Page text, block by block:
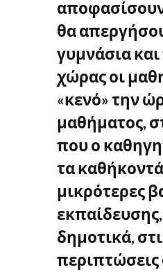
θα
γυμνάσια και
χώρας οι
«κενό» την
μαθήματος,
που ο
τα
μικρότερες
δημοτικά,
περιπτώσεις